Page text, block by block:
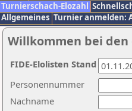
Turnierschach-Elozahl
Allgemeines Turnier anmelden:
Willkommen bei den
Nachname
Personennummer
FIDE-Elolisten Stand